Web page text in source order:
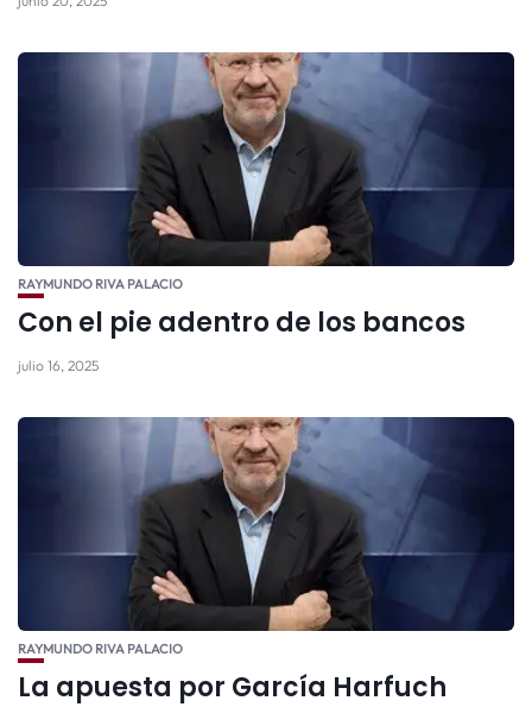
RAYMUNDO RIVA PALACIO
Con el pie adentro de los bancos
julio 16, 2025
RAYMUNDO RIVA PALACIO
La apuesta por García Harfuch